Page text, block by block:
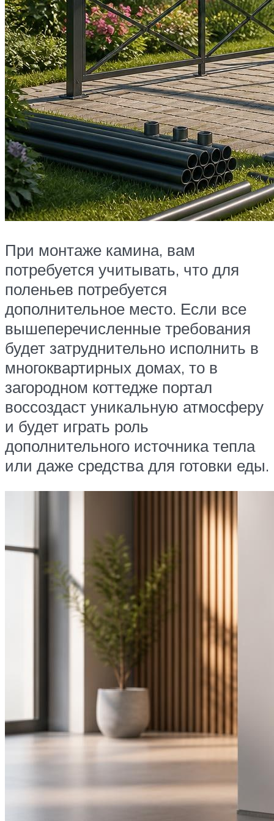
При монтаже камина, вам
потребуется учитывать, что для
поленьев потребуется
дополнительное место. Если все
вышеперечисленные требования
будет затруднительно исполнить в
многоквартирных домах, то в
загородном коттедже портал
воссоздаст уникальную атмосферу
и будет играть роль
дополнительного источника тепла
или даже средства для готовки еды.